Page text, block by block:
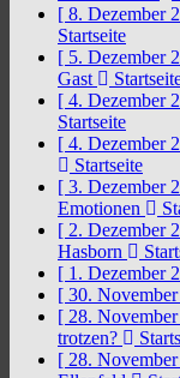
[ 8. Dezember
Startseite
[ 5. Dezember
Gast
[ 4. Dezember
Startseite
[ 4. Dezember
Startseite
[ 3. Dezember
Emotionen
[ 2. Dezember
Hasborn
[ 1. Dezember
[ 30.
[ 28.
trotzen?
[ 28.